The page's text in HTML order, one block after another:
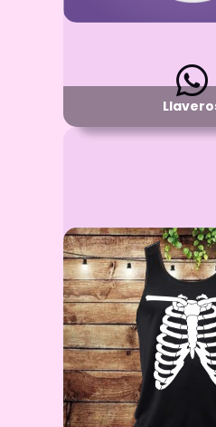
Id: 2454
Camiseta
Vinilo Textil y/o
Detalle:
Sin